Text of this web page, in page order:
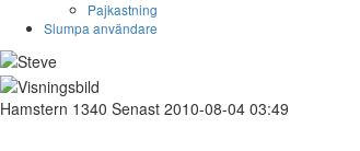
Pajkastning
Slumpa användare
Hamstern 1340 Senast 2010-08-04 03:49